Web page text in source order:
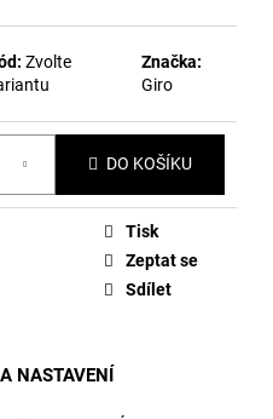
Zvolte
Značka:
Giro
DO KOŠÍKU
Tisk
Zeptat se
Sdílet
NASTAVENÍ